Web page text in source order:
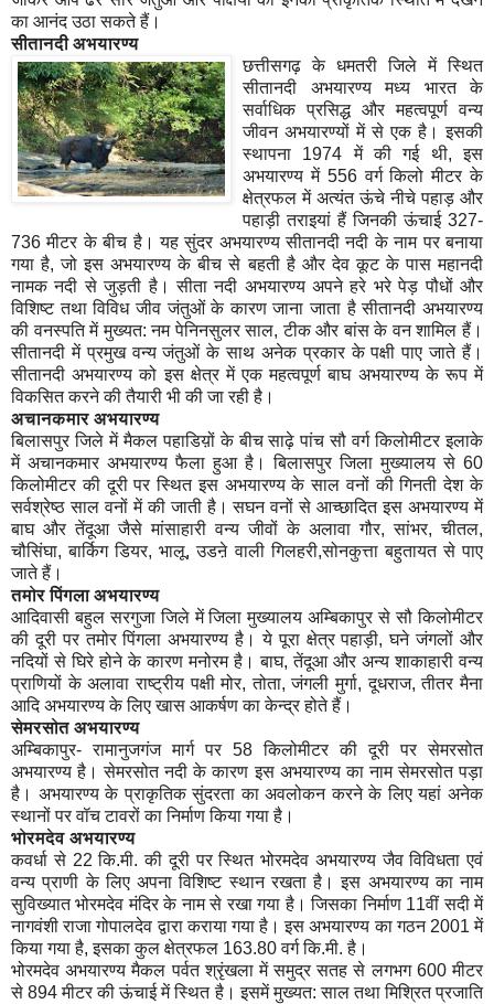
का आनंद उठा सकते हैं।
सीतानदी अभयारण्य
छत्तीसगढ़ के धमतरी जिले में स्थित
सीतानदी अभयारण्य मध्य भारत के
सर्वाधिक प्रसिद्ध और महत्वपूर्ण वन्य
जीवन अभयारण्यों में से एक है। इसकी
स्थापना 1974 में की गई थी, इस
अभयारण्य में 556 वर्ग किलो मीटर के
क्षेत्रफल में अत्यंत ऊंचे नीचे पहाड़ और
पहाड़ी तराइयां हैं जिनकी ऊंचाई 327-
736 मीटर के बीच है। यह सुंदर अभयारण्य सीतानदी नदी के नाम पर बनाया
गया है, जो इस अभयारण्य के बीच से बहती है और देव कूट के पास महानदी
नामक नदी से जुड़ती है। सीता नदी अभयारण्य अपने हरे भरे पेड़ पौधों और
विशिष्ट तथा विविध जीव जंतुओं के कारण जाना जाता है सीतानदी अभयारण्य
की वनस्पति में मुख्यत: नम पेनिनसुलर साल, टीक और बांस के वन शामिल हैं।
सीतानदी में प्रमुख वन्य जंतुओं के साथ अनेक प्रकार के पक्षी पाए जाते हैं।
सीतानदी अभयारण्य को इस क्षेत्र में एक महत्वपूर्ण बाघ अभयारण्य के रूप में
विकसित करने की तैयारी भी की जा रही है।
अचानकमार अभयारण्य
बिलासपुर जिले में मैकल पहाडिय़ों के बीच साढ़े पांच सौ वर्ग किलोमीटर इलाके
में अचानकमार अभयारण्य फैला हुआ है। बिलासपुर जिला मुख्यालय से 60
किलोमीटर की दूरी पर स्थित इस अभयारण्य के साल वनों की गिनती देश के
सर्वश्रेष्ठ साल वनों में की जाती है। सघन वनों से आच्छादित इस अभयारण्य में
बाघ और तेंदूआ जैसे मांसाहारी वन्य जीवों के अलावा गौर, सांभर, चीतल,
चौसिंघा, बार्किग डियर, भालू, उडऩे वाली गिलहरी,सोनकुत्ता बहुतायत से पाए
जाते हैं।
तमोर पिंगला अभयारण्य
आदिवासी बहुल सरगुजा जिले में जिला मुख्यालय अम्बिकापुर से सौ किलोमीटर
की दूरी पर तमोर पिंगला अभयारण्य है। ये पूरा क्षेत्र पहाड़ी, घने जंगलों और
नदियों से घिरे होने के कारण मनोरम है। बाघ, तेंदूआ और अन्य शाकाहारी वन्य
प्राणियों के अलावा राष्ट्रीय पक्षी मोर, तोता, जंगली मुर्गा, दूधराज, तीतर मैना
आदि अभयारण्य के लिए खास आकर्षण का केन्द्र होते हैं।
सेमरसोत अभयारण्य
अम्बिकापुर- रामानुजगंज मार्ग पर 58 किलोमीटर की दूरी पर सेमरसोत
अभयारण्य है। सेमरसोत नदी के कारण इस अभयारण्य का नाम सेमरसोत पड़ा
है। अभयारण्य के प्राकृतिक सुंदरता का अवलोकन करने के लिए यहां अनेक
स्थानों पर वॉच टावरों का निर्माण किया गया है।
भोरमदेव अभयारण्य
कवर्धा से 22 कि.मी. की दूरी पर स्थित भोरमदेव अभयारण्य जैव विविधता एवं
वन्य प्राणी के लिए अपना विशिष्ट स्थान रखता है। इस अभयारण्य का नाम
सुविख्यात भोरमदेव मंदिर के नाम से रखा गया है। जिसका निर्माण 11वीं सदी में
नागवंशी राजा गोपालदेव द्वारा कराया गया है। इस अभयारण्य का गठन 2001 में
किया गया है, इसका कुल क्षेत्रफल 163.80 वर्ग कि.मी. है।
भोरमदेव अभयारण्य मैकल पर्वत श्रृंखला में समुद्र सतह से लगभग 600 मीटर
से 894 मीटर की ऊंचाई में स्थित है। इसमें मुख्यत: साल तथा मिश्रित प्रजाति